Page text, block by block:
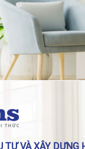
TƯ VÀ XÂY DỰNG